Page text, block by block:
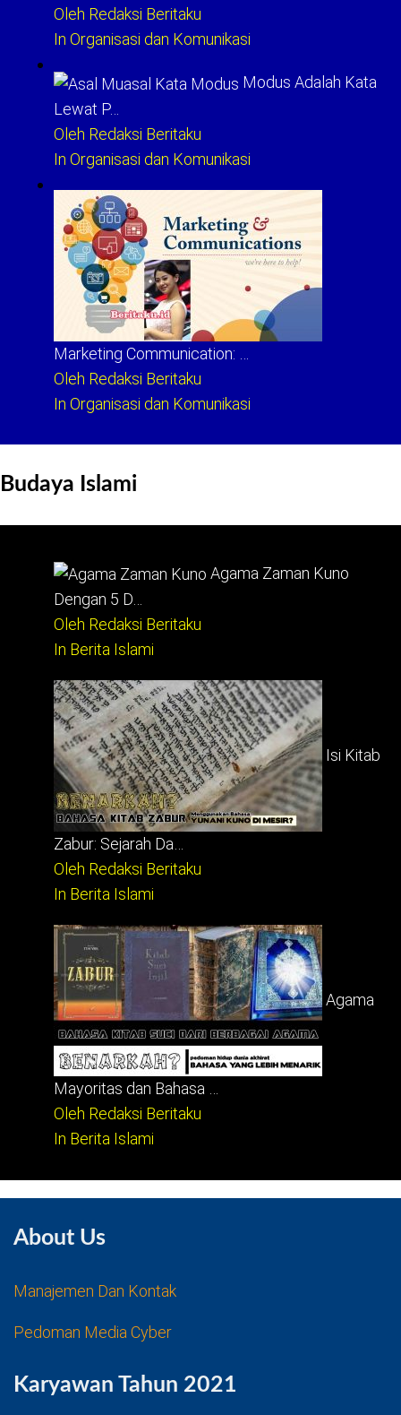
Oleh Redaksi Beritaku
In Organisasi dan Komunikasi
Modus Adalah Kata
Lewat P…
Oleh Redaksi Beritaku
In Organisasi dan Komunikasi
Marketing Communication: …
Oleh Redaksi Beritaku
In Organisasi dan Komunikasi
Budaya Islami
Agama Zaman Kuno
Dengan 5 D…
Oleh Redaksi Beritaku
In Berita Islami
Isi Kitab
Zabur: Sejarah Da…
Oleh Redaksi Beritaku
In Berita Islami
Agama
Mayoritas dan Bahasa …
Oleh Redaksi Beritaku
In Berita Islami
About Us
Manajemen Dan Kontak
Pedoman Media Cyber
Karyawan Tahun 2021